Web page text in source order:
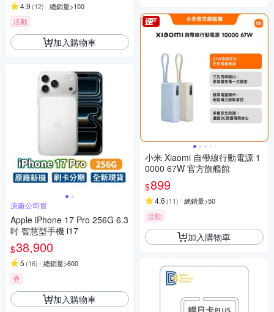
4.9 (12) 總銷量>100
活動
加入購物車
原廠公司貨
Apple iPhone 17 Pro 256G 6.3
吋 智慧型手機 i17
$38,900
5 (16) 總銷量>600
券
加入購物車
小米 Xiaomi 自帶線行動電源 1
0000 67W 官方旗艦館
$899
4.6 (11) 總銷量>50
活動
加入購物車